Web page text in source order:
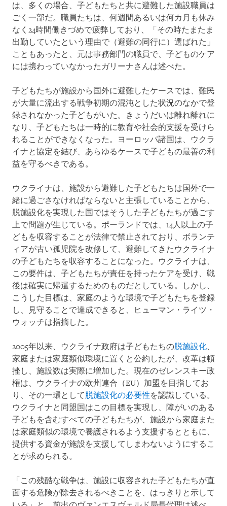
は、多くの場合、子どもたちと共に避難した施設職員は
ごく一部だ。職員たちは、何週間あるいは何カ月も休み
なく24時間働きづめで疲弊しており、「その時たまたま
出勤していたという理由で（避難の同行に）選ばれた」
こともあったと、元は事務部門の職員で、子どものケア
には携わっていなかったガリーナさんは述べた。
子どもたちが施設から国外に避難したケースでは、難民
が大量に流出する戦争初期の混沌とした状況のなかで登
録されなかった子どもがいた。きょうだいは離れ離れに
なり、子どもたちは一時的に教育や社会的支援を受けら
れることができなくなった。ヨーロッパ諸国は、ウクラ
イナと協定を結び、あらゆるケースで子どもの最善の利
益を守るべきである。
ウクライナは、施設から避難した子どもたちは国外で一
緒に過ごさなければならないと主張していることから、
脱施設化を実現した国ではそうした子どもたちが過ごす
上で問題が生じている。ポーランドでは、14人以上の子
どもを収容することが法律で禁止されており、ボランテ
ィアが古い孤児院を改修して、避難してきたウクライナ
の子どもたちを収容することになった。ウクライナは、
この要件は、子どもたちが責任を持ったケアを受け、戦
後は確実に帰還するためのものだとしている。しかし、
こうした目標は、家庭のような環境で子どもたちを登録
し、見守ることで達成できると、ヒューマン・ライツ・
ウォッチは指摘した。
2005年以来、ウクライナ政府は子どもたちの脱施設化、
家庭または家庭類似環境に置くと公約したが、改革は頓
挫し、施設数は実際に増加した。現在のゼレンスキー政
権は、ウクライナの欧州連合（EU）加盟を目指してお
り、その一環として脱施設化の必要性を認識している。
ウクライナと同盟国はこの目標を実現し、障がいのある
子どもを含むすべての子どもたちが、施設から家庭また
は家庭類似の環境で養護されるよう支援するとともに、
提供する資金が施設を支援してしまわないようにするこ
とが求められる。
「この残酷な戦争は、施設に収容された子どもたちが直
面する危険が除去されるべきことを、はっきりと示して